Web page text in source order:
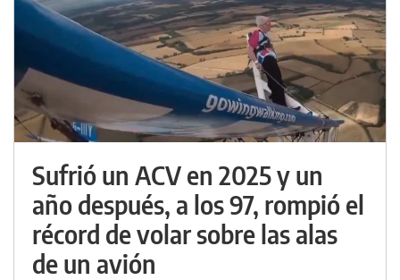
Sufrió un ACV en 2025 y un
año después, a los 97, rompió el
récord de volar sobre las alas
de un avión